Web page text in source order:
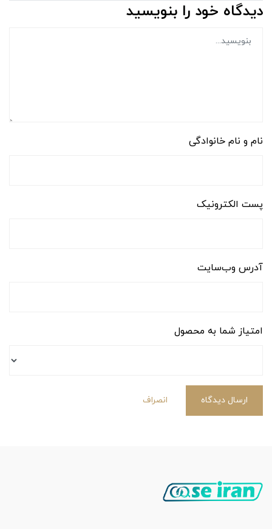
دیدگاه خود را بنویسید
نام و نام خانوادگی
پست الکترونیک
آدرس وب‌سایت
امتیاز شما به محصول
ارسال دیدگاه انصراف